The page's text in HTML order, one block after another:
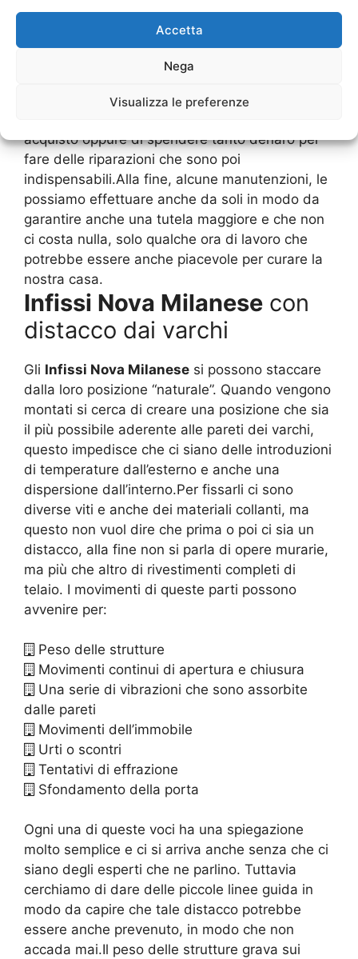
Accetta
Nega
Visualizza le preferenze
comunque dei danni che avvengono nel corso
degli anni ed è bene che ci sia un’attenzione ad
buona cura di queste strutture non ci sarà mai il
acquisto oppure di spendere tanto denaro per
fare delle riparazioni che sono poi
indispensabili.Alla fine, alcune manutenzioni, le
possiamo effettuare anche da soli in modo da
garantire anche una tutela maggiore e che non
ci costa nulla, solo qualche ora di lavoro che
potrebbe essere anche piacevole per curare la
nostra casa.
Infissi Nova Milanese con
distacco dai varchi
Gli Infissi Nova Milanese si possono staccare
dalla loro posizione “naturale”. Quando vengono
montati si cerca di creare una posizione che sia
il più possibile aderente alle pareti dei varchi,
questo impedisce che ci siano delle introduzioni
di temperature dall’esterno e anche una
dispersione dall’interno.Per fissarli ci sono
diverse viti e anche dei materiali collanti, ma
questo non vuol dire che prima o poi ci sia un
distacco, alla fine non si parla di opere murarie,
ma più che altro di rivestimenti completi di
telaio. I movimenti di queste parti possono
avvenire per:
Peso delle strutture
Movimenti continui di apertura e chiusura
Una serie di vibrazioni che sono assorbite
dalle pareti
Movimenti dell’immobile
Urti o scontri
Tentativi di effrazione
Sfondamento della porta
Ogni una di queste voci ha una spiegazione
molto semplice e ci si arriva anche senza che ci
siano degli esperti che ne parlino. Tuttavia
cerchiamo di dare delle piccole linee guida in
modo da capire che tale distacco potrebbe
essere anche prevenuto, in modo che non
accada mai.Il peso delle strutture grava sui